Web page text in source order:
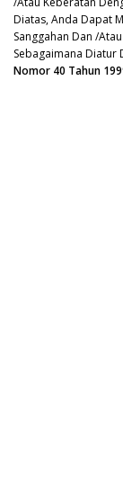
Diatas, Anda Dapat
Sanggahan Dan /
Sebagaimana Diatur
Nomor 40 Tahun